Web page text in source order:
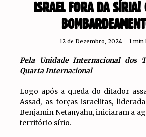
ISRAEL FORA DA SÍRIA!
12 de Dezembro, 2024 1 min
Pela Unidade Internacional dos
Quarta Internacional
Logo após a queda do ditador
Assad, as forças israelitas,
Benjamin Netanyahu, iniciaram a
território sírio.